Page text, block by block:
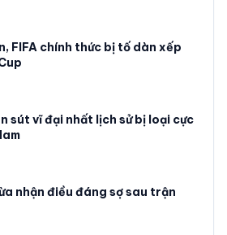
FIFA chính thức bị tố dàn xếp
sút vĩ đại nhất lịch sử bị loại cực
nhận điều đáng sợ sau trận